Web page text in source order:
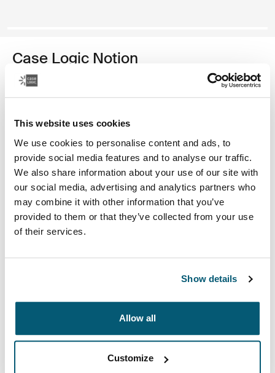
This website uses cookies
We use cookies to personalise content and ads, to
provide social media features and to analyse our traffic.
We also share information about your use of our site with
our social media, advertising and analytics partners who
may combine it with other information that you’ve
provided to them or that they’ve collected from your use
of their services.
Show details
Allow all
Customize
Case Logic Notion
mochila para computadora portátil de 14 pulgadas
Color
Case Logic Notion 14" Laptop Backpack Negro (selected)
con diseño compacto y organización inteligente para la
Todas las características